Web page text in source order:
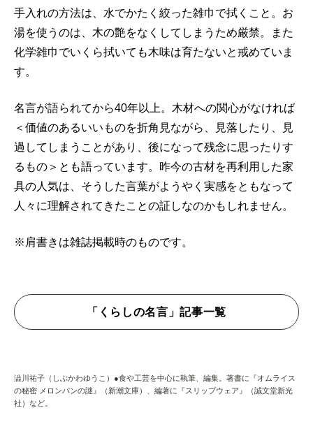
手入れの方法は、水でかたく絞った雑巾で拭くこと。お
湯を使うのは、木の艶をなくしてしまうため厳禁。また
化学雑巾でいくら拭いても木味は育たないと戒めていま
す。
名言が語られてから40年以上。木材への関心がなければ
＜価値のあるいいものを折角見ながら、見落したり、見
過してしまうことがあり、後になって残念に思ったりす
るもの＞とも語っています。昨今の古材を再利用した家
具の人気は、そうした言葉がようやく実感をともなって
人々に理解されてきたことの証しなのかもしれません。
※肩書きは雑誌掲載時のものです。
「くらしの名言」記事一覧
澁川祐子（しぶかわゆうこ）●食や工芸を中心に執筆、編集。著書に『オムライス
の秘密 メロンパンの謎』（新潮文庫）、編著に『スリップウェア』（誠文堂新光
社）など。